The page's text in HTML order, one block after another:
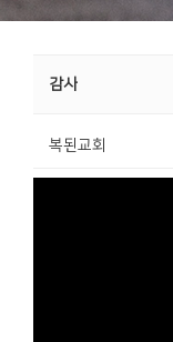
감사
복된교회